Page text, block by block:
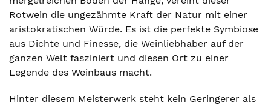
Rotwein die ungezähmte Kraft der Natur mit einer
aristokratischen Würde. Es ist die perfekte Symbiose
aus Dichte und Finesse, die Weinliebhaber auf der
ganzen Welt fasziniert und diesen Ort zu einer
Legende des Weinbaus macht.
Hinter diesem Meisterwerk steht kein Geringerer als